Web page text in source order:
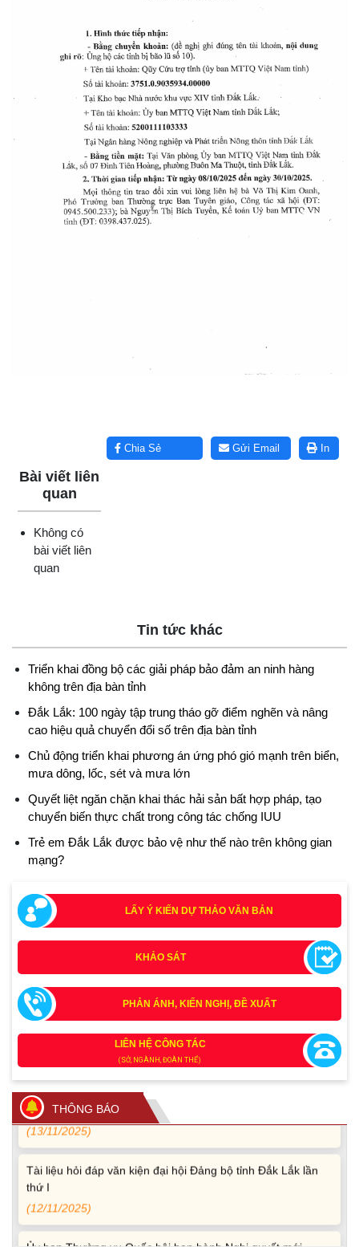
In
Gửi Email
Chia Sẻ
Bài viết liên
quan
Không có
bài viết liên
quan
Tin tức khác
Triển khai đồng bộ các giải pháp bảo đảm an ninh hàng
không trên địa bàn tỉnh
Đắk Lắk: 100 ngày tập trung tháo gỡ điểm nghẽn và nâng
cao hiệu quả chuyển đổi số trên địa bàn tỉnh
Chủ động triển khai phương án ứng phó gió mạnh trên biển,
mưa dông, lốc, sét và mưa lớn
Quyết liệt ngăn chặn khai thác hải sản bất hợp pháp, tạo
chuyển biến thực chất trong công tác chống IUU
Trẻ em Đắk Lắk được bảo vệ như thế nào trên không gian
mạng?
LẤY Ý KIẾN DỰ THẢO VĂN BẢN
KHẢO SÁT
PHẢN ÁNH, KIẾN NGHỊ, ĐỀ XUẤT
LIÊN HỆ CÔNG TÁC
(SỞ, NGÀNH, ĐOÀN THỂ)
THÔNG BÁO
Tích cực tham gia góp ý, tuyên truyền dự thảo Bộ luật Hình
sự (sửa đổi) và Luật Tổ chức cơ quan điều tra (sửa đổi)
Quy định xử phạt vi phạm vi định giao thông đường bộ
theo Nghị định 168
(13/11/2025)
thứ I